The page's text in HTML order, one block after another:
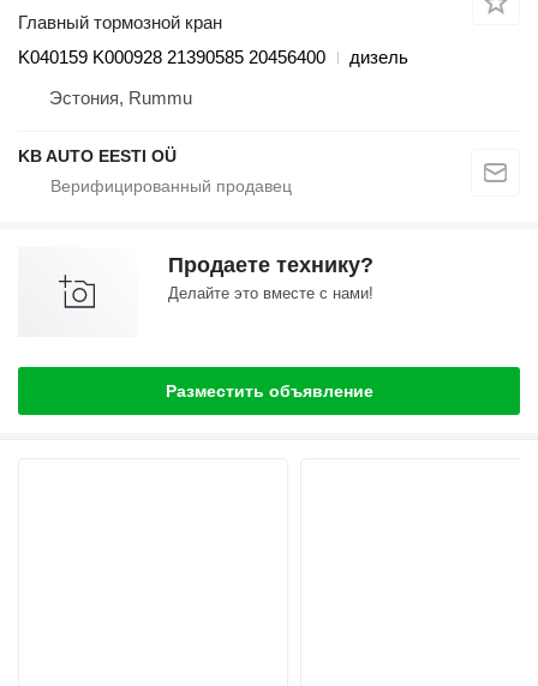
Главный тормозной кран
K040159 K000928 21390585 20456400
дизель
Эстония, Rummu
KB AUTO EESTI OÜ
Продаете технику?
Делайте это вместе с нами!
Разместить объявление